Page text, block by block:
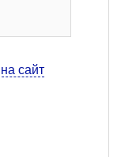
сайт